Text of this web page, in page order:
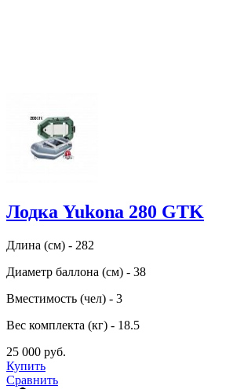
Лодка Yukona 280 GTK
Длина (см) - 282
Диаметр баллона (см) - 38
Вместимость (чел) - 3
Вес комплекта (кг) - 18.5
25 000 руб.
Купить
Сравнить